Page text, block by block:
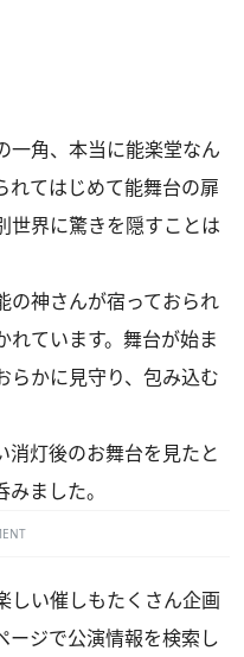
角、本当に能楽堂なん
れてはじめて能舞台の扉
世界に驚きを隠すことは
神さんが宿っておられ
れています。舞台が始ま
らかに見守り、包み込む
灯後のお舞台を見たと
ました。
い催しもたくさん企画
ージで公演情報を検索し